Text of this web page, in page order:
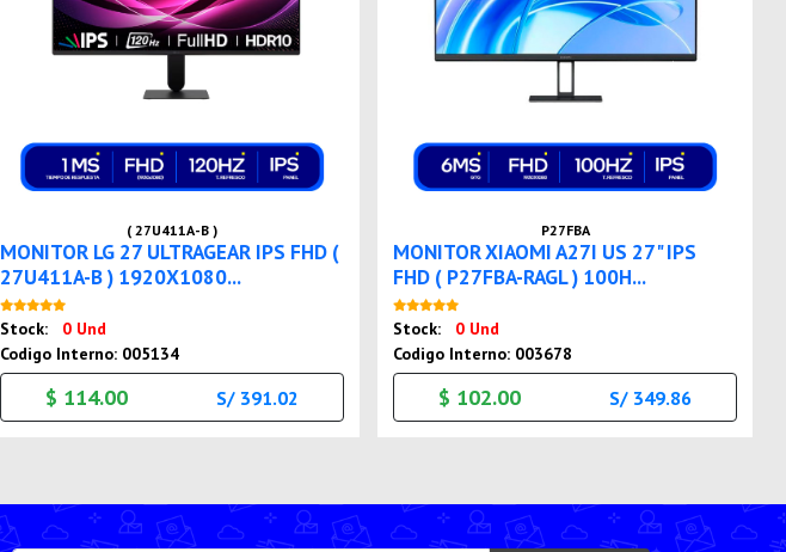
( 27U411A-B )
MONITOR LG 27 ULTRAGEAR IPS FHD (
27U411A-B ) 1920X1080...
Stock:
0 Und
Codigo Interno: 005134
$ 114.00 S/ 391.02
P27FBA
MONITOR XIAOMI A27I US 27" IPS
FHD ( P27FBA-RAGL ) 100H...
Stock:
0 Und
Codigo Interno: 003678
$ 102.00 S/ 349.86